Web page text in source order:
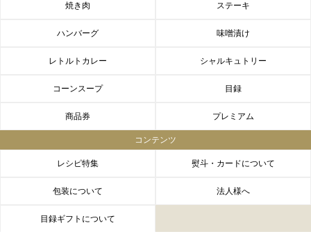
焼き肉 ステーキ
ハンバーグ 味噌漬け
レトルトカレー シャルキュトリー
コーンスープ 目録
商品券 プレミアム
コンテンツ
レシピ特集 熨斗・カードについて
包装について 法人様へ
目録ギフトについて